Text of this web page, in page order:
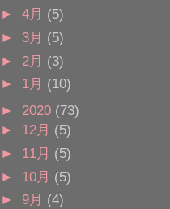
► 4月 (5)
► 3月 (5)
► 2月 (3)
► 1月 (10)
► 2020 (73)
► 12月 (5)
► 11月 (5)
► 10月 (5)
► 9月 (4)